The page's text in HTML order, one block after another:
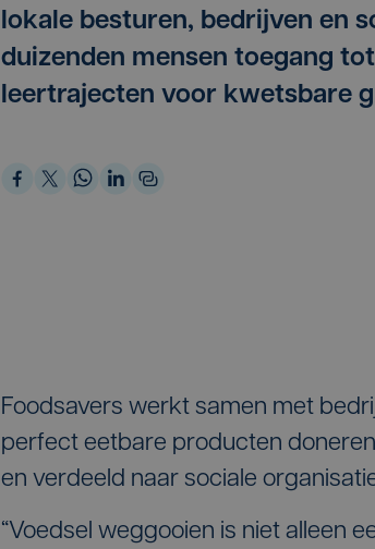
lokale besturen, bedrijven en
duizenden mensen toegang
leertrajecten voor kwetsbare
Foodsavers werkt samen met
perfect eetbare producten
en verdeeld naar sociale
“Voedsel weggooien is niet alleen